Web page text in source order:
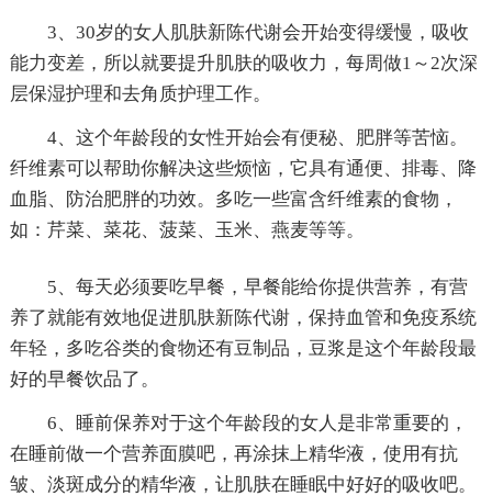
3、30岁的女人肌肤新陈代谢会开始变得缓慢，吸收
能力变差，所以就要提升肌肤的吸收力，每周做1～2次深
层保湿护理和去角质护理工作。
4、这个年龄段的女性开始会有便秘、肥胖等苦恼。
纤维素可以帮助你解决这些烦恼，它具有通便、排毒、降
血脂、防治肥胖的功效。多吃一些富含纤维素的食物，
如：芹菜、菜花、菠菜、玉米、燕麦等等。
5、每天必须要吃早餐，早餐能给你提供营养，有营
养了就能有效地促进肌肤新陈代谢，保持血管和免疫系统
年轻，多吃谷类的食物还有豆制品，豆浆是这个年龄段最
好的早餐饮品了。
6、睡前保养对于这个年龄段的女人是非常重要的，
在睡前做一个营养面膜吧，再涂抹上精华液，使用有抗
皱、淡斑成分的精华液，让肌肤在睡眠中好好的吸收吧。